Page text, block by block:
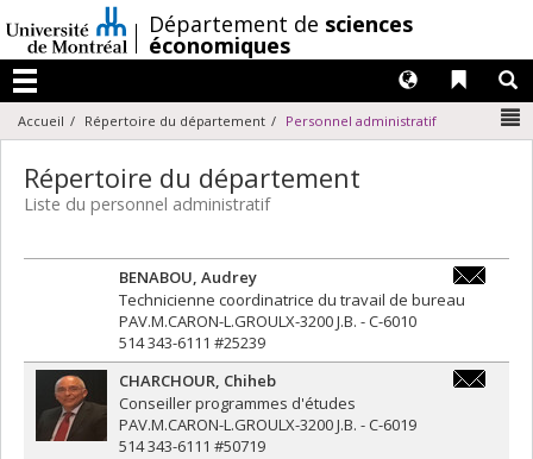
au
contenu
/Département de sciences
économiques
Menu
Liens
Langues
Accueil Répertoire du département Personnel administratif
Répertoire du département
Liste du personnel administratif
BENABOU, Audrey
Technicienne coordinatrice du travail de bureau
PAV.M.CARON-L.GROULX-3200 J.B. - C-6010
514 343-6111 #25239
CHARCHOUR, Chiheb
Conseiller programmes d'études
PAV.M.CARON-L.GROULX-3200 J.B. - C-6019
514 343-6111 #50719